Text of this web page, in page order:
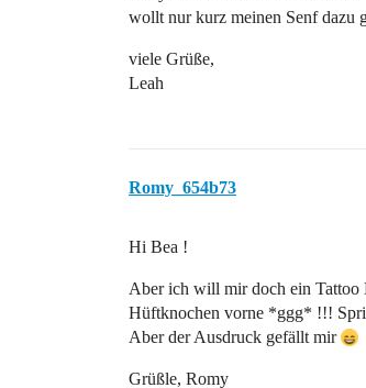
wollt nur kurz meinen Senf dazu
viele Grüße,
Leah
Romy_654b73
Hi Bea !
Aber ich will mir doch ein
Hüftknochen vorne *ggg* !!!
Aber der Ausdruck gefällt mir
Grüßle, Romy